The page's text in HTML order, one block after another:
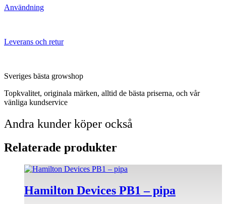
Användning
Leverans och retur
Sveriges bästa growshop
Topkvalitet, originala märken, alltid de bästa priserna, och vår
vänliga kundservice
Andra kunder köper också
Relaterade produkter
Hamilton Devices PB1 – pipa